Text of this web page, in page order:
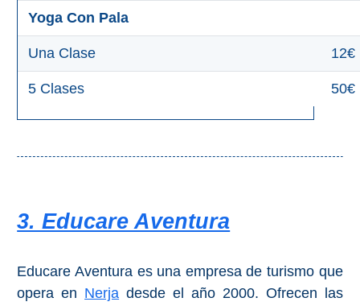
Yoga Con Pala
Una Clase 12€
5 Clases 50€
3. Educare Aventura
Educare Aventura es una empresa de turismo que
opera en Nerja desde el año 2000. Ofrecen las